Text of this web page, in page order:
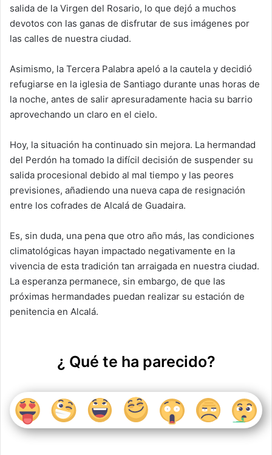
salida de la Virgen del Rosario, lo que dejó a muchos
devotos con las ganas de disfrutar de sus imágenes por
las calles de nuestra ciudad.
Asimismo, la Tercera Palabra apeló a la cautela y decidió
refugiarse en la iglesia de Santiago durante unas horas de
la noche, antes de salir apresuradamente hacia su barrio
aprovechando un claro en el cielo.
Hoy, la situación ha continuado sin mejora. La hermandad
del Perdón ha tomado la difícil decisión de suspender su
salida procesional debido al mal tiempo y las peores
previsiones, añadiendo una nueva capa de resignación
entre los cofrades de Alcalá de Guadaira.
Es, sin duda, una pena que otro año más, las condiciones
climatológicas hayan impactado negativamente en la
vivencia de esta tradición tan arraigada en nuestra ciudad.
La esperanza permanece, sin embargo, de que las
próximas hermandades puedan realizar su estación de
penitencia en Alcalá.
¿ Qué te ha parecido?